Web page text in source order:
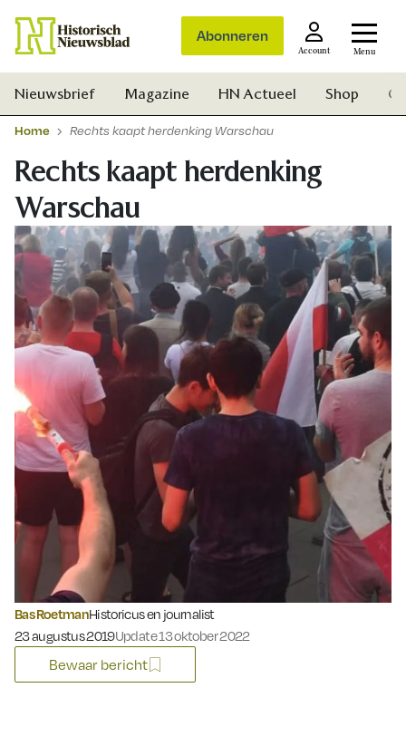
Abonneren
Account Menu
Zoek
Nieuwsbrief Magazine HN Actueel Shop
Home Rechts kaapt herdenking Warschau
Rechts kaapt herdenking
Warschau
Bas RoetmanHistoricus en journalist
Gepubliceerd op:
23 augustus 2019Update 13 oktober 2022
Bewaar bericht